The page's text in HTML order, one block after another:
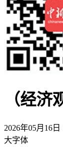
（经
2026年05月16
大字体